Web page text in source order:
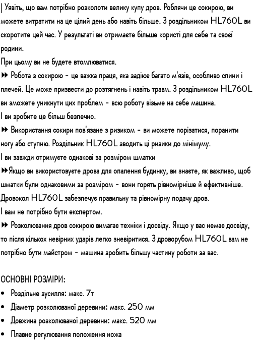
| Уявіть, що вам потрібно розколоти велику купу дров. Роблячи це сокирою, ви
можете витратити на це цілий день або навіть більше. З роздільником HL760L ви
скоротите цей час. У результаті ви отримаєте більше користі для себе та своєї
родини.
При цьому ви не будете втомлюватися.
⏩ Робота з сокирою - це важка праця, яка задіює багато м'язів, особливо спини і
плечей. Це може призвести до розтягнень і навіть травм. З роздільником HL760L
ви зможете уникнути цих проблем - всю роботу візьме на себе машина.
І ви зробите це більш безпечно.
⏩ Використання сокири пов'язане з ризиком - ви можете порізатися, поранити
ногу або ступню. Роздільник HL760L зводить ці ризики до мінімуму.
І ви завжди отримуєте однакові за розміром шматки
⏩Якщо ви використовуєте дрова для опалення будинку, ви знаєте, як важливо, щоб
шматки були однаковими за розміром - вони горять рівномірніше й ефективніше.
Дровокол HL760L забезпечує правильну та рівномірну подачу дров.
І вам не потрібно бути експертом.
⏩ Розколювання дров сокирою вимагає техніки і досвіду. Якщо у вас немає досвіду,
то після кількох невірних ударів легко зневіритися. З дроворубом HL760L вам не
потрібно бути майстром - машина зробить більшу частину роботи за вас.
ОСНОВНІ РОЗМІРИ:
Роздільне зусилля: макс. 7т
Діаметр розколюваної деревини: макс. 250 мм
Довжина розколюваної деревини: макс. 520 мм
Плавне регулювання положення ножа